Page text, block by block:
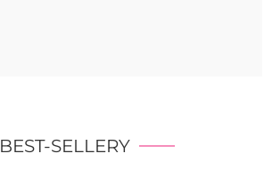
BEST-SELLERY